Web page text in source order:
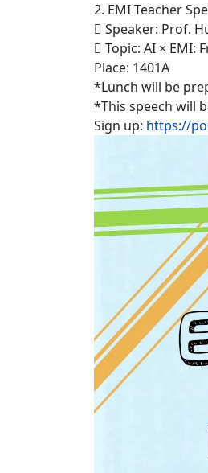
2. EMI Teacher
 Speaker: Prof.
 Topic: AI × EMI:
Place: 1401A
*Lunch will be
*This speech will
Sign up: https://